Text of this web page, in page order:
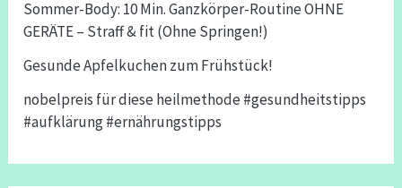
Sommer-Body: 10 Min. Ganzkörper-Routine OHNE
GERÄTE – Straff & fit (Ohne Springen!)
Gesunde Apfelkuchen zum Frühstück!
nobelpreis für diese heilmethode #gesundheitstipps
#aufklärung #ernährungstipps